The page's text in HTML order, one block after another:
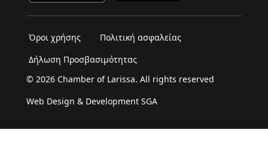
Όροι χρήσης
Πολιτική ασφαλείας
Δήλωση Προσβασιμότητας
© 2026 Chamber of Larissa. All rights reserved
Web Design & Development SGA